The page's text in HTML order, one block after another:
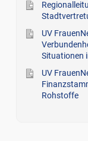
UV
Situationen
UV
Rohstoffe